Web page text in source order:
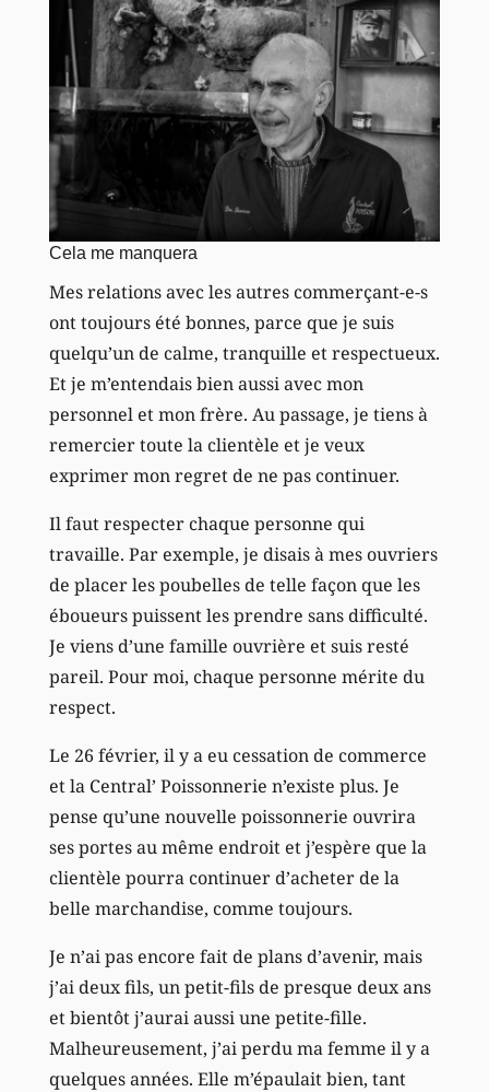
Cela me manquera
Mes relations avec les autres commerçant-e-s
ont toujours été bonnes, parce que je suis
quelqu’un de calme, tranquille et respectueux.
Et je m’entendais bien aussi avec mon
personnel et mon frère. Au passage, je tiens à
remercier toute la clientèle et je veux
exprimer mon regret de ne pas continuer.
Il faut respecter chaque personne qui
travaille. Par exemple, je disais à mes ouvriers
de placer les poubelles de telle façon que les
éboueurs puissent les prendre sans difficulté.
Je viens d’une famille ouvrière et suis resté
pareil. Pour moi, chaque personne mérite du
respect.
Le 26 février, il y a eu cessation de commerce
et la Central’ Poissonnerie n’existe plus. Je
pense qu’une nouvelle poissonnerie ouvrira
ses portes au même endroit et j’espère que la
clientèle pourra continuer d’acheter de la
belle marchandise, comme toujours.
Je n’ai pas encore fait de plans d’avenir, mais
j’ai deux fils, un petit-fils de presque deux ans
et bientôt j’aurai aussi une petite-fille.
Malheureusement, j’ai perdu ma femme il y a
quelques années. Elle m’épaulait bien, tant